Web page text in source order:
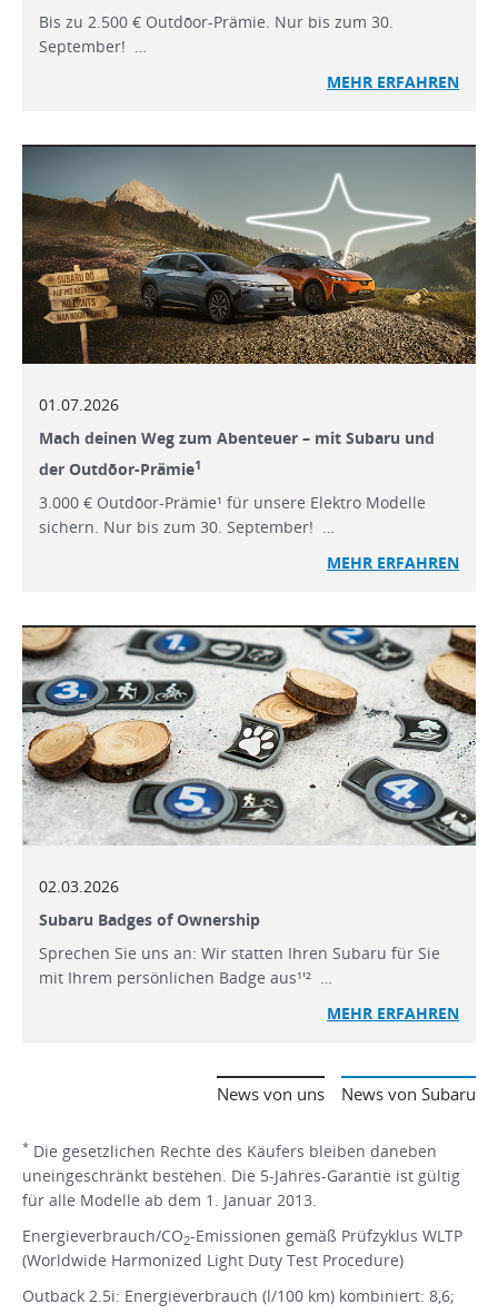
Bis zu 2.500 € Outdōor-Prämie. Nur bis zum 30.
September! …
MEHR ERFAHREN
01.07.2026
Mach deinen Weg zum Abenteuer – mit Subaru und
der Outdōor-Prämie1
3.000 € Outdōor-Prämie¹ für unsere Elektro Modelle
sichern. Nur bis zum 30. September! …
MEHR ERFAHREN
02.03.2026
Subaru Badges of Ownership
Sprechen Sie uns an: Wir statten Ihren Subaru für Sie
mit Ihrem persönlichen Badge aus¹'² …
MEHR ERFAHREN
News von Subaru
News von uns
* Die gesetzlichen Rechte des Käufers bleiben daneben
uneingeschränkt bestehen. Die 5-Jahres-Garantie ist gültig
für alle Modelle ab dem 1. Januar 2013.
Energieverbrauch/CO2-Emissionen gemäß Prüfzyklus WLTP
(Worldwide Harmonized Light Duty Test Procedure)
Outback 2.5i: Energieverbrauch (l/100 km) kombiniert: 8,6;